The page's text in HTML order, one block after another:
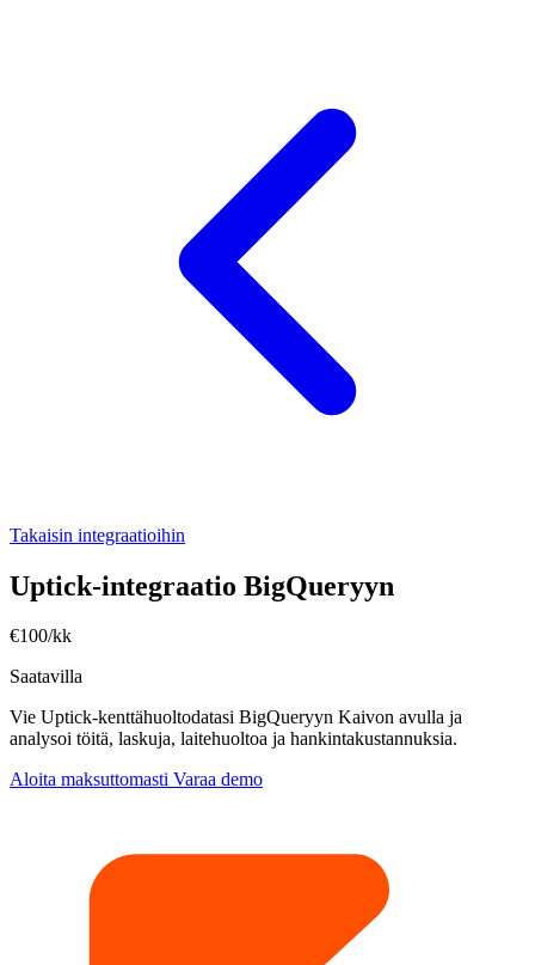
Takaisin integraatioihin
Uptick-integraatio BigQueryyn
€100/kk
Saatavilla
Vie Uptick-kenttähuoltodatasi BigQueryyn Kaivon avulla ja
analysoi töitä, laskuja, laitehuoltoa ja hankintakustannuksia.
Aloita maksuttomasti Varaa demo